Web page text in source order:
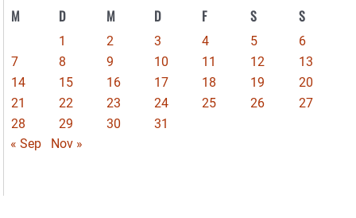
M D M D F S S
1 2 3 4 5
6
7
8 9 10 11 12
13
14
15 16 17 18 19
20
21
22 23 24 25 26
27
28
29 30
31
« Sep
Nov »